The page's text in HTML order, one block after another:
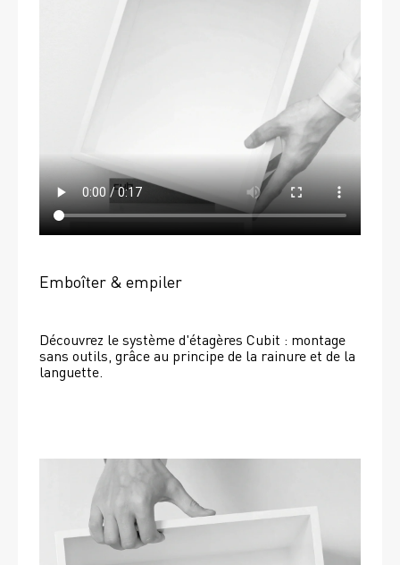
Emboîter & empiler
Découvrez le système d'étagères Cubit : montage
sans outils, grâce au principe de la rainure et de la
languette.